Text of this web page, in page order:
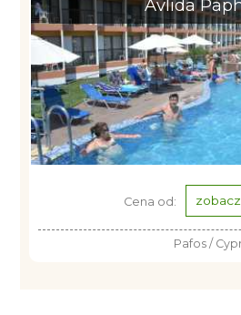
Avlida
Cena od:
Pafos /